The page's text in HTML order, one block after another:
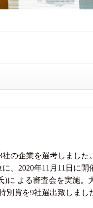
の企業を選考しました
、2020年11月11日に開
に よる審査会を実施。
別賞を9社選出致しまし